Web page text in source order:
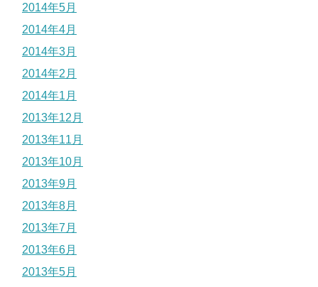
2014年5月
2014年4月
2014年3月
2014年2月
2014年1月
2013年12月
2013年11月
2013年10月
2013年9月
2013年8月
2013年7月
2013年6月
2013年5月